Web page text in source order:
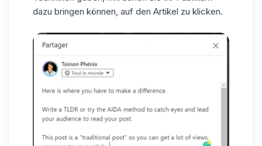
dazu bringen können, auf den Artikel zu klicken.